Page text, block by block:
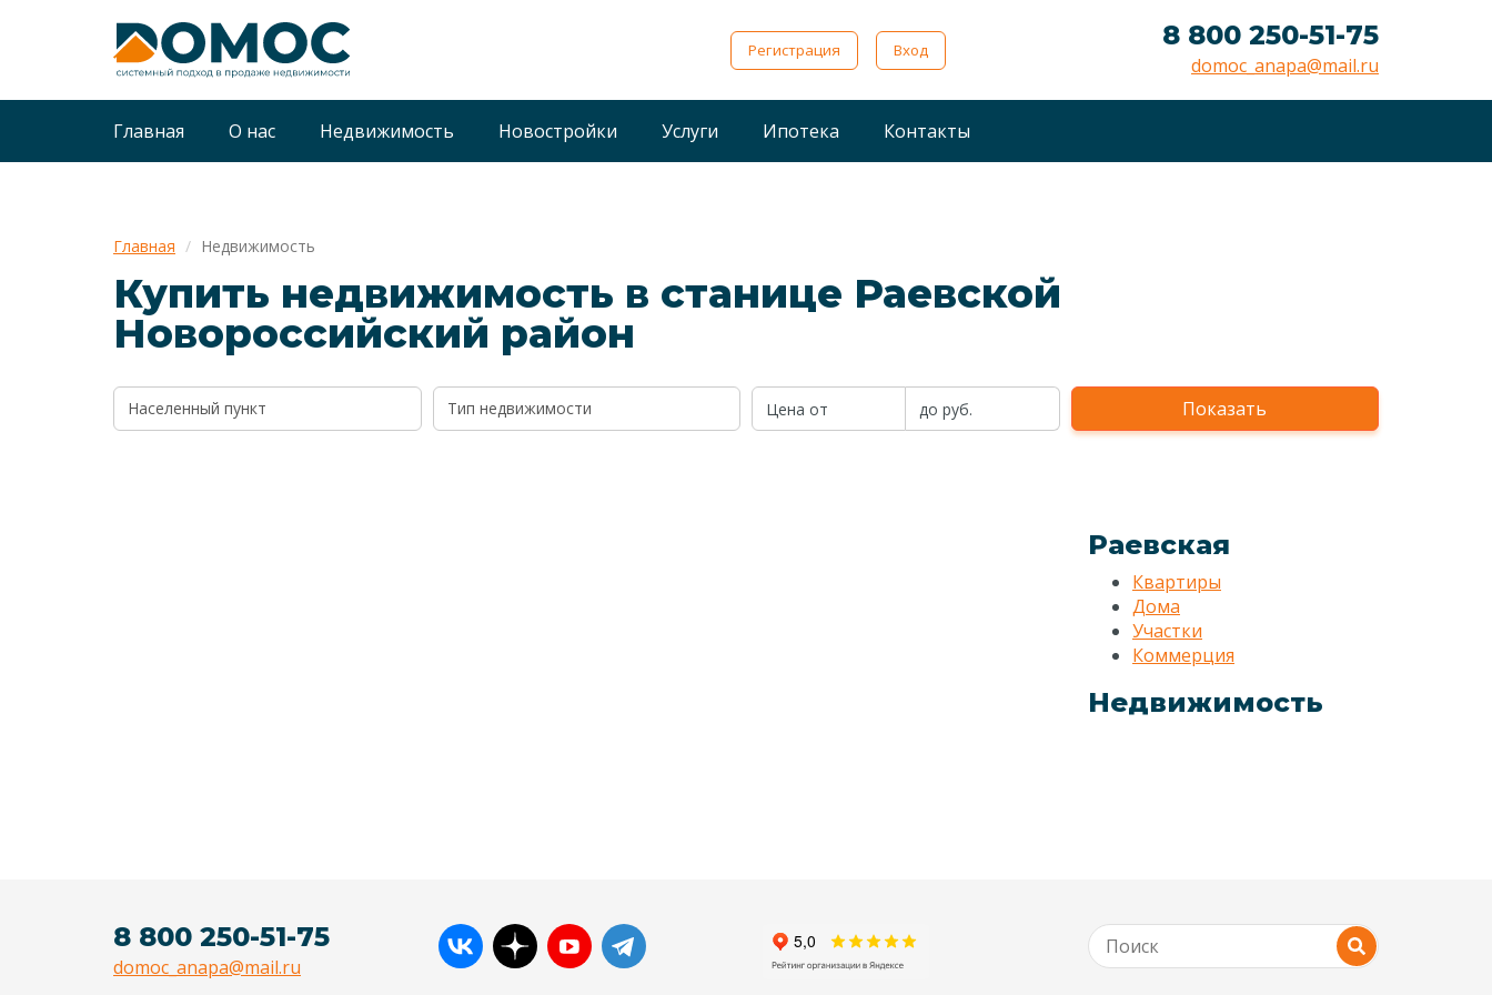
Регистрация Вход 8 800 250-51-75
domoc_anapa@mail.ru
Главная О нас Недвижимость Новостройки Услуги Ипотека Контакты
Главная Недвижимость
Купить недвижимость в станице Раевской
Новороссийский район
Населенный пункт Показать
Раевская
Квартиры
Дома
Участки
Коммерция
Недвижимость
8 800 250-51-75
domoc_anapa@mail.ru